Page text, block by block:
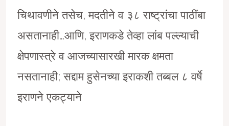
चिथावणीने तसेच, मदतीने व ३८ राष्ट्रांचा पाठींबा
असतानाही…आणि, इराणकडे तेव्हा लांब पल्ल्याची
क्षेपणास्त्रे व आजच्यासारखी मारक क्षमता
नसतानाही; सद्दाम हुसेनच्या इराकशी तब्बल ८ वर्षे
इराणने एकट्याने